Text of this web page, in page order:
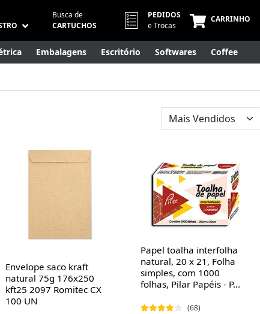
Busca de
CARTUCHOS
PEDIDOS
e Trocas
CARRINHO
Embalagens Escritório Softwares Coffee
Envelope saco kraft
natural 75g 176x250
kft25 2097 Romitec CX
100 UN
Papel toalha interfolha
natural, 20 x 21, Folha
simples, com 1000
folhas, Pilar Papéis - P...
(68)